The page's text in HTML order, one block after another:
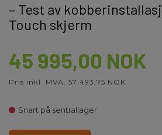
– Test av
Touch skjerm
45 995,00 NOK
Pris inkl. MVA. 57 493,75 NOK
Snart på sentrallager